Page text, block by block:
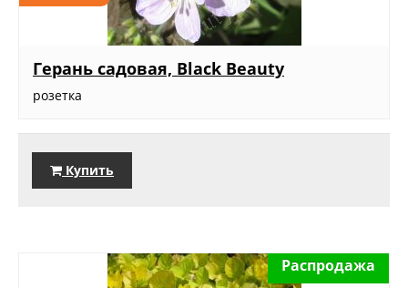
Герань садовая, Black Beauty
розетка
Купить
Распродажа